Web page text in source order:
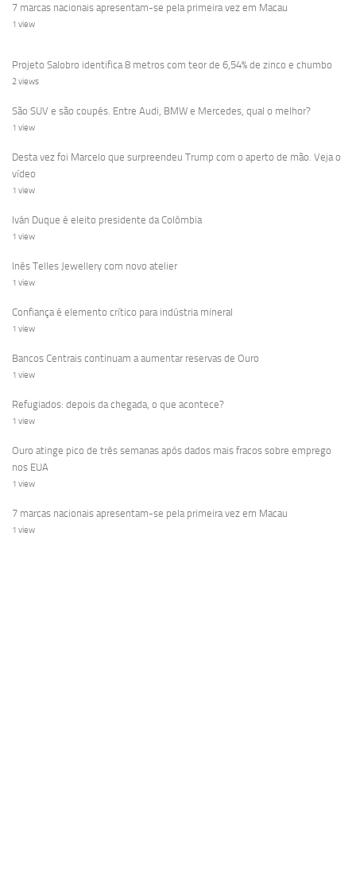
7 marcas nacionais apresentam-se pela primeira vez em Macau
1 view
Projeto Salobro identifica 8 metros com teor de 6,54% de zinco e chumbo
2 views
São SUV e são coupés. Entre Audi, BMW e Mercedes, qual o melhor?
1 view
Desta vez foi Marcelo que surpreendeu Trump com o aperto de mão. Veja o
vídeo
1 view
Iván Duque é eleito presidente da Colômbia
1 view
Inês Telles Jewellery com novo atelier
1 view
Confiança é elemento crítico para indústria mineral
1 view
Bancos Centrais continuam a aumentar reservas de Ouro
1 view
Refugiados: depois da chegada, o que acontece?
1 view
Ouro atinge pico de três semanas após dados mais fracos sobre emprego
nos EUA
1 view
7 marcas nacionais apresentam-se pela primeira vez em Macau
1 view